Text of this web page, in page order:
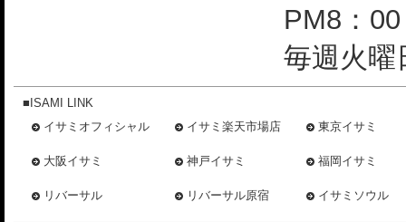
PM8：
毎週火曜
■ISAMI LINK
イサミオフィシャル
イサミ楽天市場店 東京イサミ
大阪イサミ 神戸イサミ 福岡イサミ
リバーサル リバーサル原宿 イサミソウル